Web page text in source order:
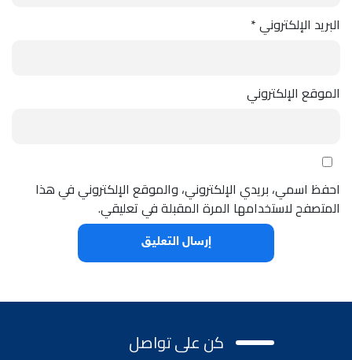
البريد الإلكتروني*
الموقع الإلكتروني
احفظ اسمي، بريدي الإلكتروني، والموقع الإلكتروني في هذا
المتصفح لاستخدامها المرة المقبلة في تعليقي.
كن على تواصل